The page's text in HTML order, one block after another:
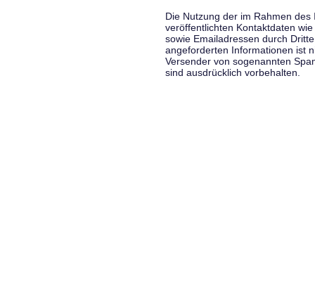
Die Nutzung der im Rahmen
veröffentlichten Kontaktdaten
sowie Emailadressen durch
angeforderten Informationen ist
Versender von sogenannten
sind ausdrücklich vorbehalten.